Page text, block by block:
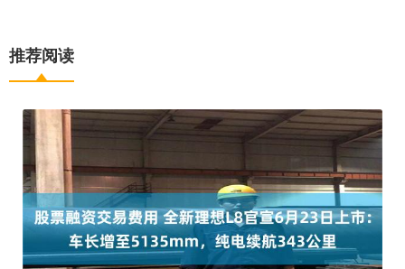
推荐阅读